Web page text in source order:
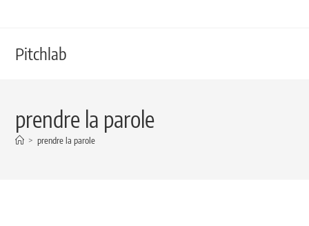
Pitchlab
prendre la parole
> prendre la parole